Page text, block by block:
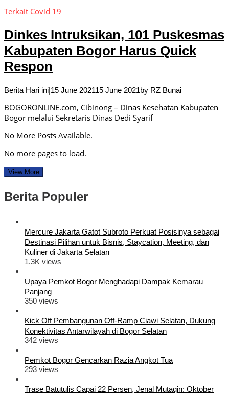
Terkait Covid 19
Dinkes Intruksikan, 101 Puskesmas
Kabupaten Bogor Harus Quick
Respon
Berita Hari ini|15 June 202115 June 2021by RZ Bunai
BOGORONLINE.com, Cibinong – Dinas Kesehatan Kabupaten
Bogor melalui Sekretaris Dinas Dedi Syarif
No More Posts Available.
No more pages to load.
View More
Berita Populer
Mercure Jakarta Gatot Subroto Perkuat Posisinya sebagai
Destinasi Pilihan untuk Bisnis, Staycation, Meeting, dan
Kuliner di Jakarta Selatan
1.3K views
Upaya Pemkot Bogor Menghadapi Dampak Kemarau
Panjang
350 views
Kick Off Pembangunan Off-Ramp Ciawi Selatan, Dukung
Konektivitas Antarwilayah di Bogor Selatan
342 views
Pemkot Bogor Gencarkan Razia Angkot Tua
293 views
Trase Batutulis Capai 22 Persen, Jenal Mutaqin: Oktober